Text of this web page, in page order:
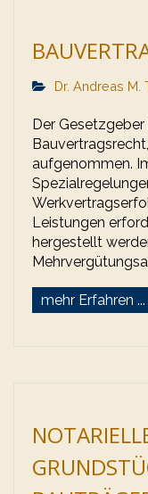
Dr. Andreas M.
Der
aufgenommen.
Leistungen
hergestellt
mehr Erfahren ...